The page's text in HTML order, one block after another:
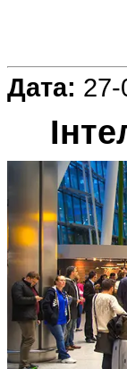
Дата: 27-